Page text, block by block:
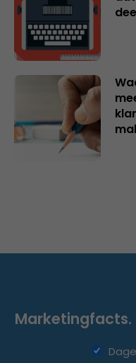
Marketingfacts.